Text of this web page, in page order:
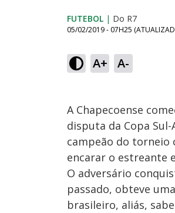
FUTEBOL | Do R7
05/02/2019 - 07H25
A+ A-
A Chapecoense
disputa da Copa
campeão do torneio
encarar o estreante
O adversário
passado, obteve
brasileiro, aliás,